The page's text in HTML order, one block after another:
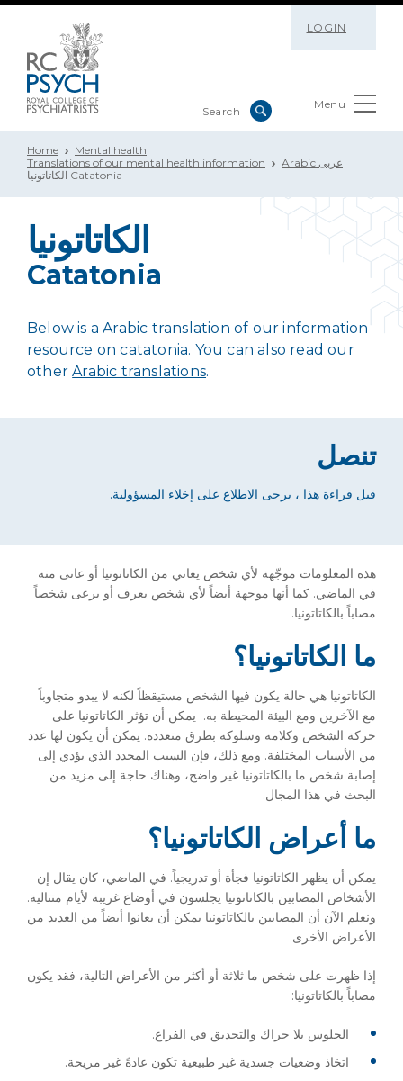
LOGIN
Menu
Home
Mental health
Translations of our mental health information
Arabic عربى
الكاتاتونيا Catatonia
الكاتاتونيا
Catatonia
Below is a Arabic translation of our information
resource oncatatonia. You can also read our
otherArabic translations.
تنصل
قبل قراءة هذا ، يرجى الاطلاع على إخلاء المسؤولية.
هذه المعلومات موجّهة لأي شخص يعاني من الكاتاتونيا أو عانى منه
في الماضي. كما أنها موجهة أيضاً لأي شخص يعرف أو يرعى شخصاً
مصاباً بالكاتاتونيا.
ما الكاتاتونيا؟
الكاتاتونيا هي حالة يكون فيها الشخص مستيقظاً لكنه لا يبدو متجاوباً
مع الآخرين ومع البيئة المحيطة به. يمكن أن تؤثر الكاتاتونيا على
حركة الشخص وكلامه وسلوكه بطرق متعددة. يمكن أن يكون لها عدد
من الأسباب المختلفة. ومع ذلك، فإن السبب المحدد الذي يؤدي إلى
إصابة شخص ما بالكاتاتونيا غير واضح، وهناك حاجة إلى مزيد من
البحث في هذا المجال.
ما أعراض الكاتاتونيا؟
يمكن أن يظهر الكاتاتونيا فجأة أو تدريجياً. في الماضي، كان يقال إن
الأشخاص المصابين بالكاتاتونيا يجلسون في أوضاع غريبة لأيام متتالية.
ونعلم الآن أن المصابين بالكاتاتونيا يمكن أن يعانوا أيضاً من العديد من
الأعراض الأخرى.
إذا ظهرت على شخص ما ثلاثة أو أكثر من الأعراض التالية، فقد يكون
مصاباً بالكاتاتونيا:
الجلوس بلا حراك والتحديق في الفراغ.
اتخاذ وضعيات جسدية غير طبيعية تكون عادةً غير مريحة.